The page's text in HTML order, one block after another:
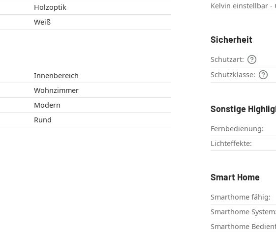
Holzoptik
Weiß
Innenbereich
Wohnzimmer
Modern
Rund
Kelvin einstellbar -
Sicherheit
Schutzart:
Schutzklasse:
Sonstige
Fernbedienung:
Lichteffekte:
Smart Home
Smarthome fähig:
Smarthome System:
Smarthome